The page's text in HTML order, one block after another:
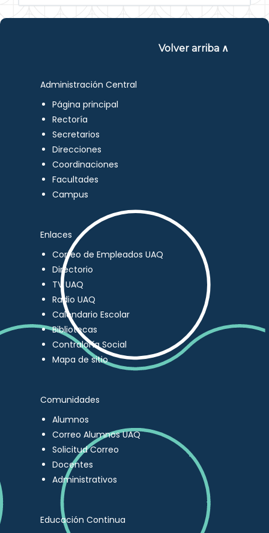
Volver arriba ∧
Administración Central
Página principal
Rectoría
Secretarios
Direcciones
Coordinaciones
Facultades
Campus
Enlaces
Correo de Empleados UAQ
Directorio
TV UAQ
Radio UAQ
Calendario Escolar
Bibliotecas
Contraloría Social
Mapa de sitio
Comunidades
Alumnos
Correo Alumnos UAQ
Solicitud Correo
Docentes
Administrativos
Educación Continua